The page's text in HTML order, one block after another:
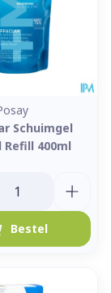
Schuimgel
Refill 400ml
Bestel